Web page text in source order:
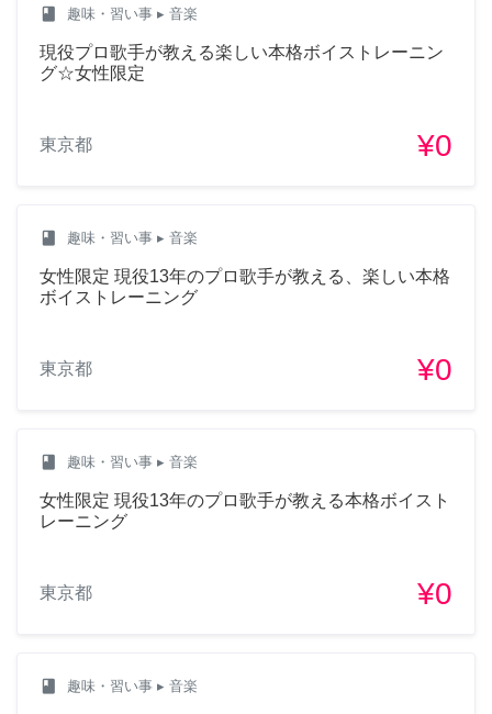
class 趣味・習い事 ▸ 音楽
現役プロ歌手が教える楽しい本格ボイストレーニン
グ☆女性限定
東京都 ¥0
class 趣味・習い事 ▸ 音楽
女性限定 現役13年のプロ歌手が教える、楽しい本格
ボイストレーニング
東京都 ¥0
class 趣味・習い事 ▸ 音楽
女性限定 現役13年のプロ歌手が教える本格ボイスト
レーニング
東京都 ¥0
class 趣味・習い事 ▸ 音楽